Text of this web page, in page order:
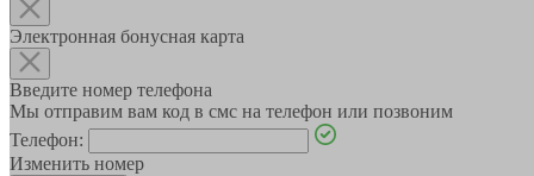
Электронная бонусная карта
Введите номер телефона
Мы отправим вам код в смс на телефон или позвоним
Телефон:
Изменить номер